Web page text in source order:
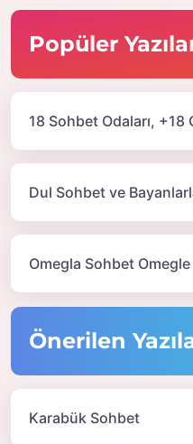
Popüler
18 Sohbet Odaları, +18
Dul Sohbet ve
Omegla Sohbet
Önerilen
Karabük Sohbet